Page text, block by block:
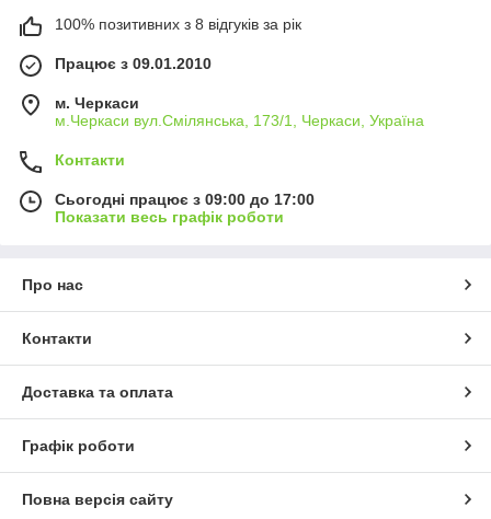
100% позитивних з 8 відгуків за рік
Працює з 09.01.2010
м. Черкаси
м.Черкаси вул.Смілянська, 173/1, Черкаси, Україна
Контакти
Сьогодні працює з 09:00 до 17:00
Показати весь графік роботи
Про нас
Контакти
Доставка та оплата
Графік роботи
Повна версія сайту